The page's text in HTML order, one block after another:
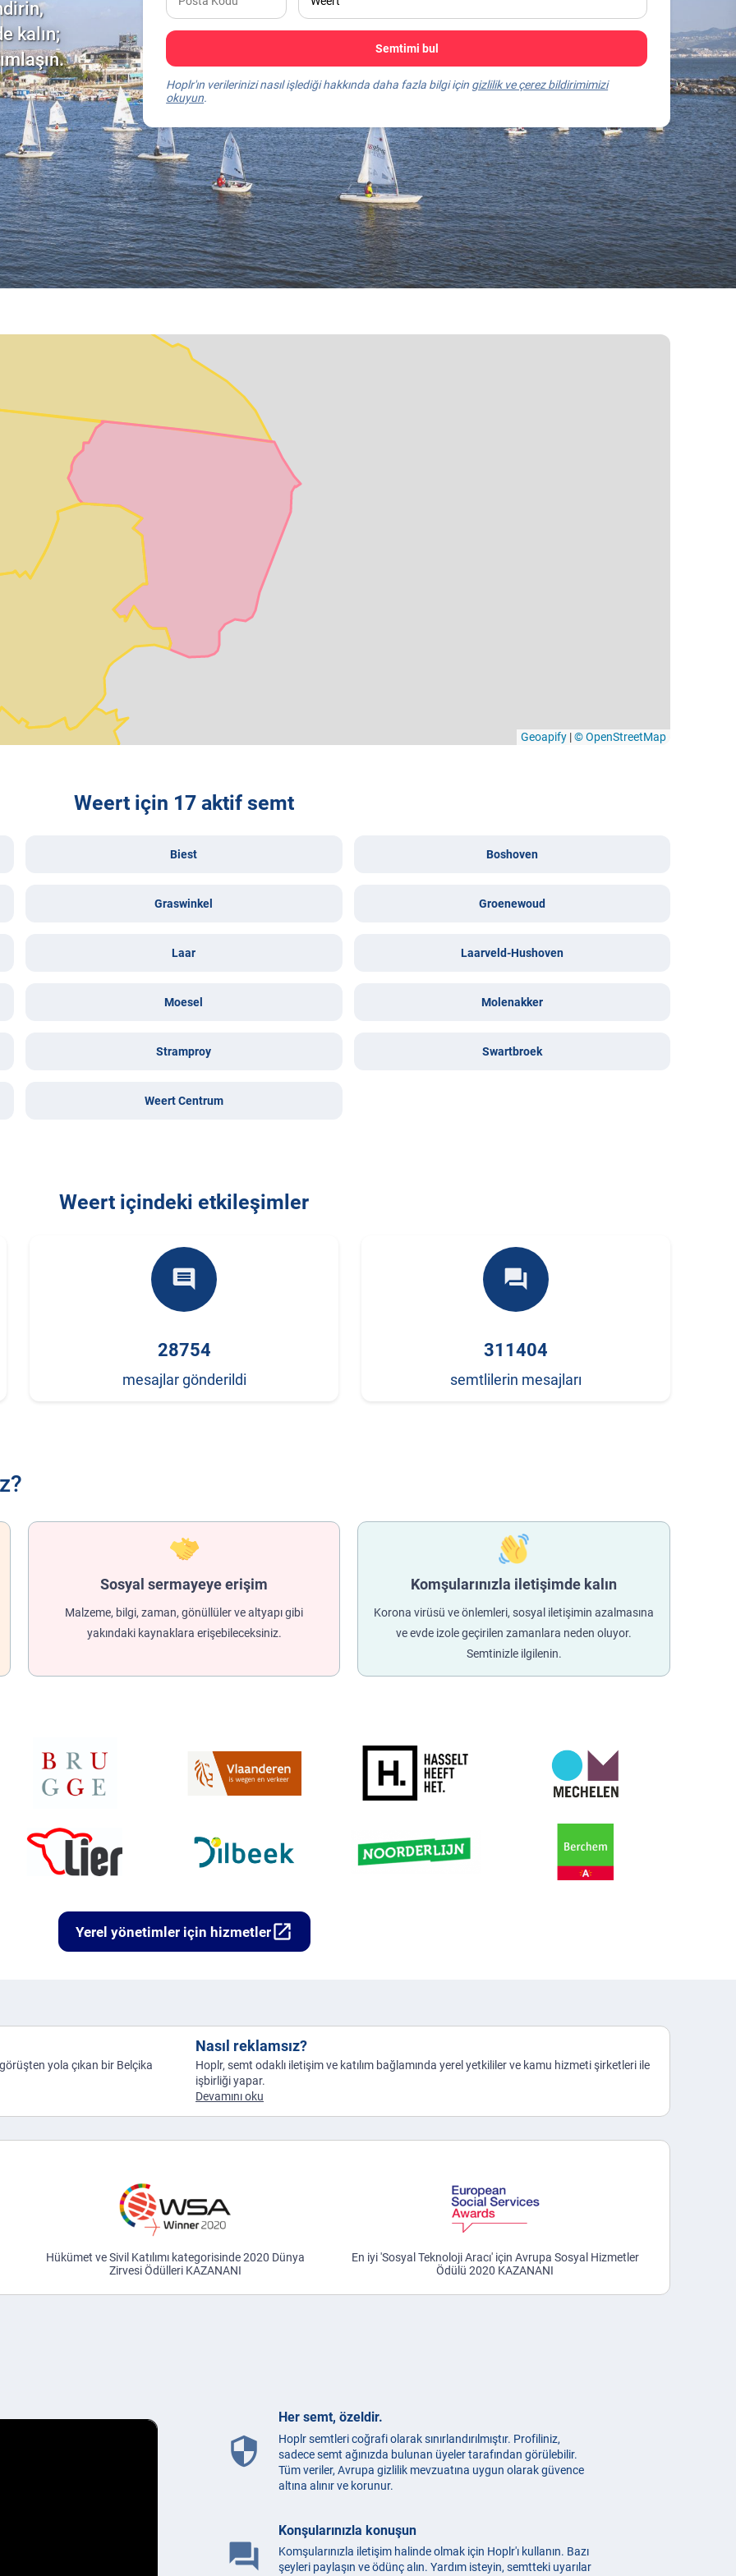
kalın;
Semtimi bul
Hoplr'ın verilerinizi nasıl işlediği hakkında daha fazla bilgi için gizlilik ve çerez bildirimimizi
okuyun.
Geoapify |© OpenStreetMap
Weert için 17 aktif semt
Biest Boshoven
Graswinkel Groenewoud
Laar Laarveld-Hushoven
Moesel Molenakker
Stramproy Swartbroek
Weert Centrum
Weert içindeki etkileşimler
comment
28754
mesajlar gönderildi
forum
311404
semtlilerin mesajları
Sosyal sermayeye erişim
Malzeme, bilgi, zaman, gönüllüler ve altyapı gibi
yakındaki kaynaklara erişebileceksiniz.
Komşularınızla iletişimde kalın
Korona virüsü ve önlemleri, sosyal iletişimin azalmasına
ve evde izole geçirilen zamanlara neden oluyor.
Semtinizle ilgilenin.
Yerel yönetimler için hizmetleropen_in_new
yola çıkan bir Belçika
Nasıl reklamsız?
Hoplr, semt odaklı iletişim ve katılım bağlamında yerel yetkililer ve kamu hizmeti şirketleri ile
işbirliği yapar.
Devamını oku
Hükümet ve Sivil Katılımı kategorisinde 2020 Dünya
Zirvesi Ödülleri KAZANANI
En iyi 'Sosyal Teknoloji Aracı' için Avrupa Sosyal Hizmetler
Ödülü 2020 KAZANANI
security
Her semt, özeldir.
Hoplr semtleri coğrafi olarak sınırlandırılmıştır. Profiliniz,
sadece semt ağınızda bulunan üyeler tarafından görülebilir.
Tüm veriler, Avrupa gizlilik mevzuatına uygun olarak güvence
altına alınır ve korunur.
question_answer
Konşularınızla konuşun
Komşularınızla iletişim halinde olmak için Hoplr'ı kullanın. Bazı
şeyleri paylaşın ve ödünç alın. Yardım isteyin, semtteki uyarılar